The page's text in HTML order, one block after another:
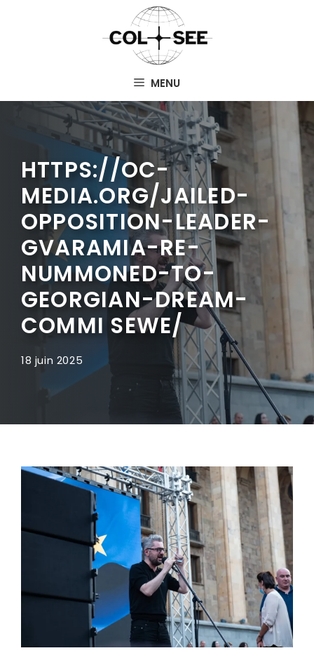
MENU
HTTPS://OC-
MEDIA.ORG/JAILED-
OPPOSITION-LEADER-
GVARAMIA-RE-
NUMMONED-TO-
GEORGIAN-DREAM-
COMMI SEWE/
18 juin 2025